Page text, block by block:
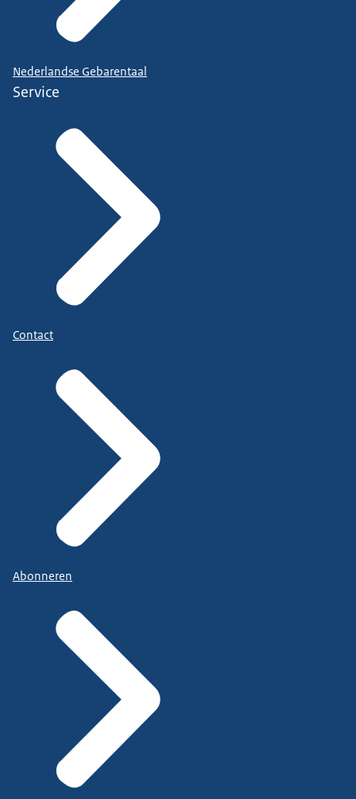
Nederlandse Gebarentaal
Service
Contact
Abonneren